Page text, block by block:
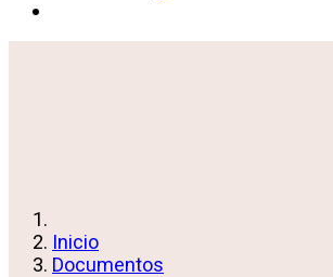
Inicio
Documentos